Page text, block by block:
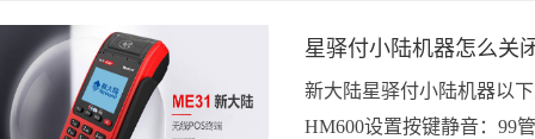
星驿付小陆机器怎么关
新大陆星驿付小陆机器以
HM600设置按键静音：99